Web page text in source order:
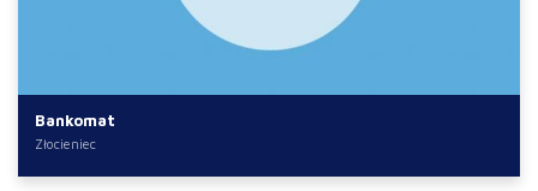
Bankomat
Złocieniec